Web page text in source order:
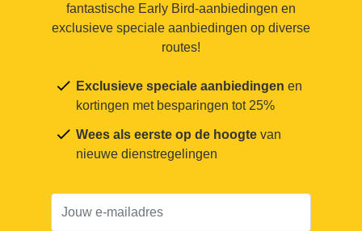
fantastische Early Bird-aanbiedingen en
exclusieve speciale aanbiedingen op diverse
routes!
Exclusieve speciale aanbiedingen en
kortingen met besparingen tot 25%
Wees als eerste op de hoogte van
nieuwe dienstregelingen